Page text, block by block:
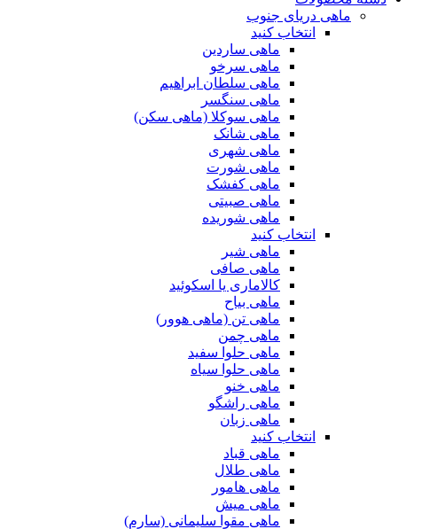
ماهی دریای جنوب
انتخاب کنید
ماهی ساردین
ماهی سرخو
ماهی سلطان ابراهیم
ماهی سنگسر
ماهی سوکلا (ماهی سکن)
ماهی شانک
ماهی شهری
ماهی شورت
ماهی کفشک
ماهی صبیتی
ماهی شوریده
انتخاب کنید
ماهی شیر
ماهی صافی
کالاماری یا اسکوئید
ماهی بیاح
ماهی تن (ماهی هوور)
ماهی چمن
ماهی حلوا سفید
ماهی حلوا سیاه
ماهی خنو
ماهی راشگو
ماهی زبان
انتخاب کنید
ماهی قباد
ماهی طلال
ماهی هامور
ماهی میش
ماهی مقوا سلیمانی (سارم)